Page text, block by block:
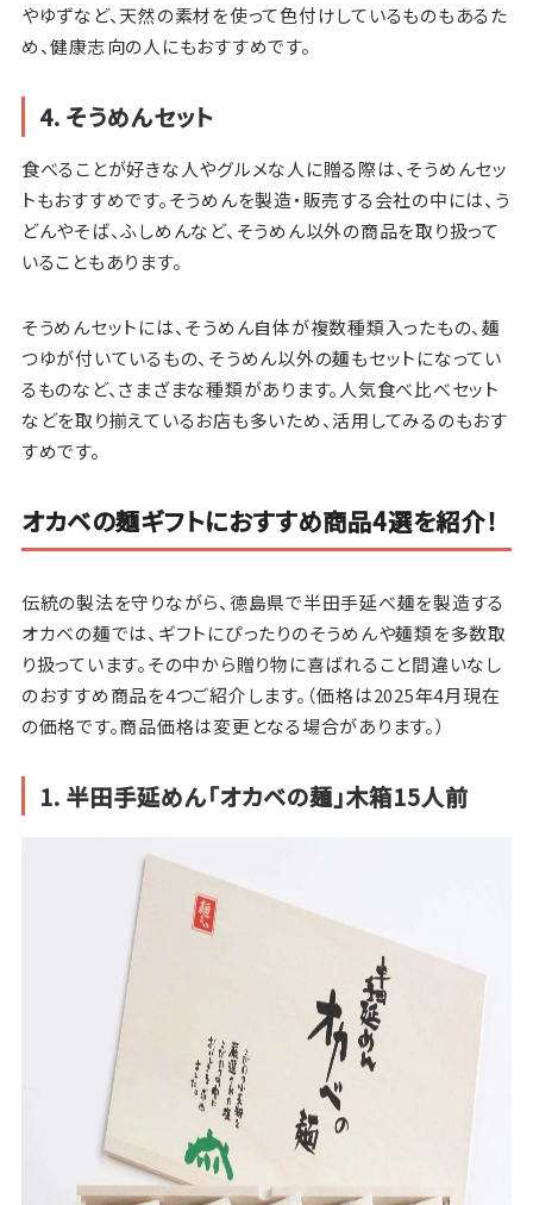
やゆずなど、天然の素材を使って色付けしているものもあるた
め、健康志向の人にもおすすめです。
4. そうめんセット
食べることが好きな人やグルメな人に贈る際は、そうめんセッ
トもおすすめです。そうめんを製造・販売する会社の中には、う
どんやそば、ふしめんなど、そうめん以外の商品を取り扱って
いることもあります。
そうめんセットには、そうめん自体が複数種類入ったもの、麺
つゆが付いているもの、そうめん以外の麺もセットになってい
るものなど、さまざまな種類があります。人気食べ比べセット
などを取り揃えているお店も多いため、活用してみるのもおす
すめです。
オカベの麺ギフトにおすすめ商品4選を紹介！
伝統の製法を守りながら、徳島県で半田手延べ麺を製造する
オカベの麺では、ギフトにぴったりのそうめんや麺類を多数取
り扱っています。その中から贈り物に喜ばれること間違いなし
のおすすめ商品を4つご紹介します。（価格は2025年4月現在
の価格です。商品価格は変更となる場合があります。）
1. 半田手延めん「オカベの麺」木箱15人前